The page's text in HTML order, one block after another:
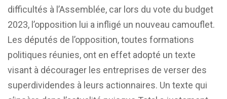
difficultés à l’Assemblée, car lors du vote du budget
2023, l’opposition lui a infligé un nouveau camouflet.
Les députés de l’opposition, toutes formations
politiques réunies, ont en effet adopté un texte
visant à décourager les entreprises de verser des
superdividendes à leurs actionnaires. Un texte qui